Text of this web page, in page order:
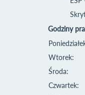
Godziny
Wtorek:
Środa:
Czwartek: